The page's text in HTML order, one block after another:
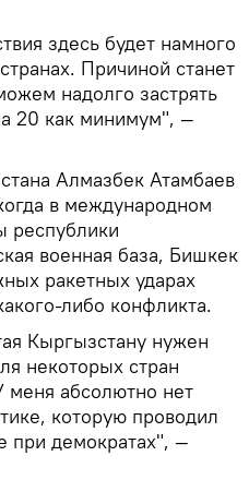
здесь будет намного
Причиной станет
надолго застрять
20 как минимум", —
Алмазбек Атамбаев
в международном
республики
военная база, Бишкек
ракетных ударах
либо конфликта.
Кыргызстану нужен
некоторых стран
абсолютно нет
которую проводил
при демократах", —